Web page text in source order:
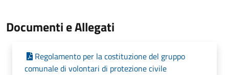
Documenti e Allegati
Regolamento per la costituzione del gruppo
comunale di volontari di protezione civile